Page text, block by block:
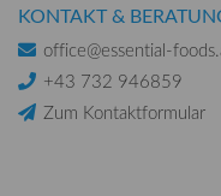
KONTAKT &
office@essential-
+43 732 946859
Zum Kontaktformular